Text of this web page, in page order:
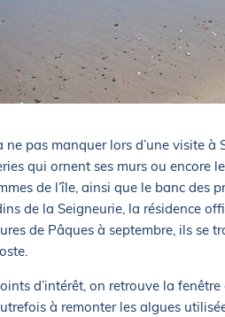
ne pas manquer lors d’une visite à
qui ornent ses murs ou encore
de l’île, ainsi que le banc des
de la Seigneurie, la résidence
de Pâques à septembre, ils se
d’intérêt, on retrouve la
à remonter les algues